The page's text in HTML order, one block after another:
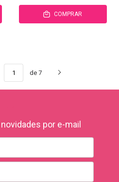
COMPRAR
de 7
por e-mail